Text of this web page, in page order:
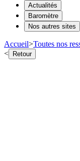
Actualités
Baromètre
Nos autres sites
Accueil>Toutes nos
< Retour